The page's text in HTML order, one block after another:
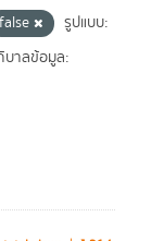
false
รูปแบบ:
บาลข้อมูล: